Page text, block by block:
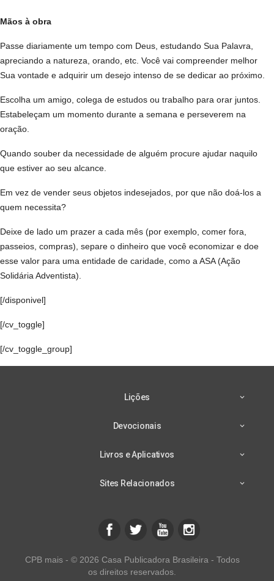
Mãos à obra
Passe diariamente um tempo com Deus, estudando Sua Palavra,
apreciando a natureza, orando, etc. Você vai compreender melhor
Sua vontade e adquirir um desejo intenso de se dedicar ao próximo.
Escolha um amigo, colega de estudos ou trabalho para orar juntos.
Estabeleçam um momento durante a semana e perseverem na
oração.
Quando souber da necessidade de alguém procure ajudar naquilo
que estiver ao seu alcance.
Em vez de vender seus objetos indesejados, por que não doá-los a
quem necessita?
Deixe de lado um prazer a cada mês (por exemplo, comer fora,
passeios, compras), separe o dinheiro que você economizar e doe
esse valor para uma entidade de caridade, como a ASA (Ação
Solidária Adventista).
[/disponivel]
[/cv_toggle]
[/cv_toggle_group]
Lições
Devocionais
Livros e Aplicativos
Sites Relacionados
CPB mais - © 2026 Casa Publicadora Brasileira - Todos
os direitos reservados.